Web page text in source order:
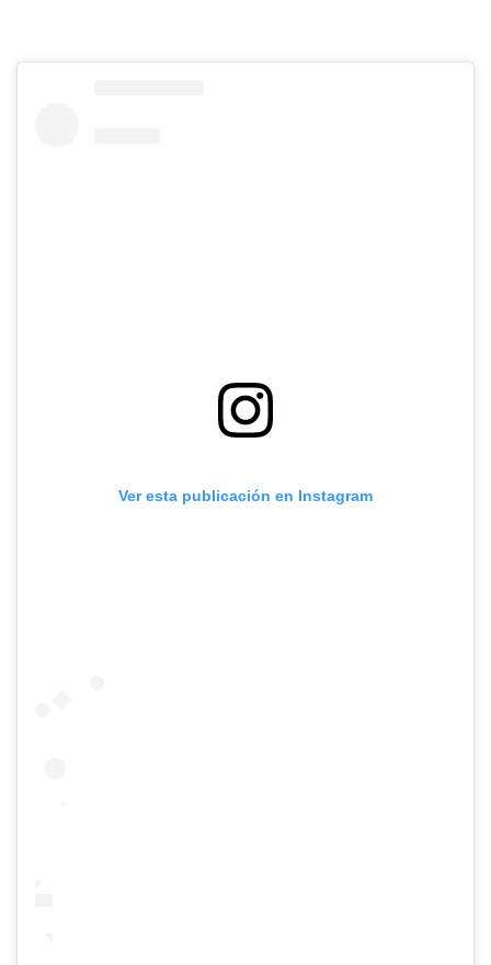
Ver esta publicación en Instagram